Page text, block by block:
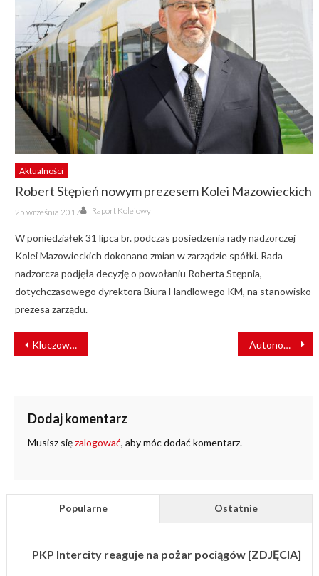
Aktualności
Robert Stępień nowym prezesem Kolei Mazowieckich
Posted
on
25 września 2017 Author
Raport Kolejowy
W poniedziałek 31 lipca br. podczas posiedzenia rady nadzorczej
Kolei Mazowieckich dokonano zmian w zarządzie spółki. Rada
nadzorcza podjęła decyzję o powołaniu Roberta Stępnia,
dotychczasowego dyrektora Biura Handlowego KM, na stanowisko
prezesa zarządu.
NAWIGACJA
WPISU
Kluczowe wnioski w zakresie skutecznego monitorowania bezpieczeństwa systemów IT/OT Autonomiczne pojazdy kolejowe – perspektywa zastosowania
Dodaj komentarz
Musisz sięzalogować, aby móc dodać komentarz.
Popularne Ostatnie
PKP Intercity reaguje na pożar pociągów [ZDJĘCIA]